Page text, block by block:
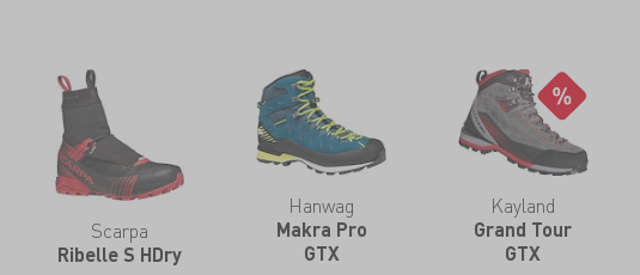
Scarpa
Ribelle S HDry
Hanwag
Makra Pro
GTX
Kayland
Grand Tour
GTX